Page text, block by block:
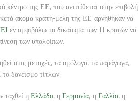
κέντρο της ΕΕ, που αντιτίθεται στην επιβολή
ακόμα κράτη-μέλη της ΕΕ αρνήθηκαν να
εν αμφιβόλω το δικαίωμα των 11 κρατών να
των υπολοίπων.
στις μετοχές, τα ομόλογα, τα παράγωγα,
δανεισμό τίτλων.
ταχθεί η Ελλάδα, η Γερμανία, η Γαλλία, η